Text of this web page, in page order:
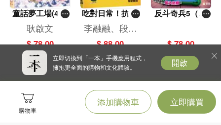
購物車
添加購物車 立即購買
Marshall Prize）。個人網站：www.abdurraqib.com、X：@ NifMuhammad、
IG：@ nifmuhammad
譯者∣楊詠翔∣師大教育系、臺大翻譯碩士學程筆譯組畢。每天都要睡到自然醒、喝
手搖杯、大聲聽重金屬音樂的自由譯者。譯作包括小說《擦除》、《QUEER》、
《七殺簡史》、《黃色臉孔》、《四十我就廢》、《地獄修業旅行》（合譯）、
人》、《創建之道》、《沙丘：第二部》電影設定集、《美麗國度》等，共二十
餘本，陸續增加中。譯作賜教、工作邀約：bernie5125@gmail.com
童話夢工場(40)
——織女下凡結
奇緣
耿啟文
$ 78.00
吃對日常！抗炎
減糖飲食法
李融融、段佳
麗,黃梨煜、顧
$ 88.00
反斗奇兵5（圖
$ 78.00
立即切換到「一本」手機應用程式，
擁抱更全面的購物和文化體驗。
開啟